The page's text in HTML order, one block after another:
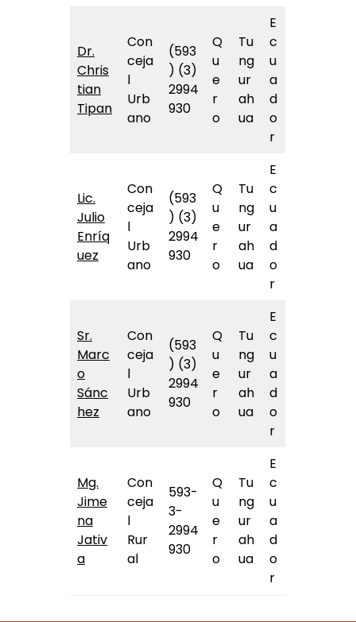
Dr.
Chris
tian
Tipan
Con
ceja
l
Urb
ano
(593
) (3)
2994
930
Q
u
e
r
o
Tu
ng
ur
ah
ua
E
c
u
a
d
o
r
Lic.
Julio
Enríq
uez
Con
ceja
l
Urb
ano
(593
) (3)
2994
930
Q
u
e
r
o
Tu
ng
ur
ah
ua
E
c
u
a
d
o
r
Sr.
Marc
o
Sánc
hez
Con
ceja
l
Urb
ano
(593
) (3)
2994
930
Q
u
e
r
o
Tu
ng
ur
ah
ua
E
c
u
a
d
o
r
Mg.
Jime
na
Jativ
a
Con
ceja
l
Rur
al
593-
3-
2994
930
Q
u
e
r
o
Tu
ng
ur
ah
ua
E
c
u
a
d
o
r